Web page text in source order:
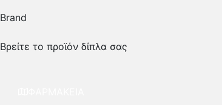
Brand
Βρείτε το προϊόν δίπλα σας